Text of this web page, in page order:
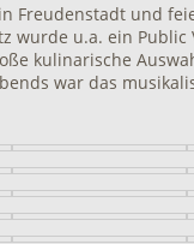
Freudenstadt und
wurde u.a. ein Public
kulinarische
war das